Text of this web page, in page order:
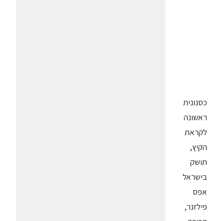
כסנונית
ראשונה
לקראת
הקיץ,
תושק
בישראל
אפס
פילזנר,